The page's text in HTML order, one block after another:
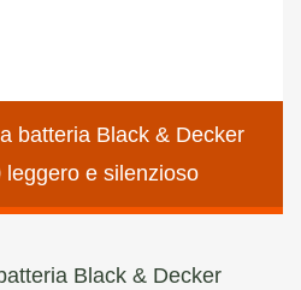
batteria Black & Decker
leggero e silenzioso
Black & Decker